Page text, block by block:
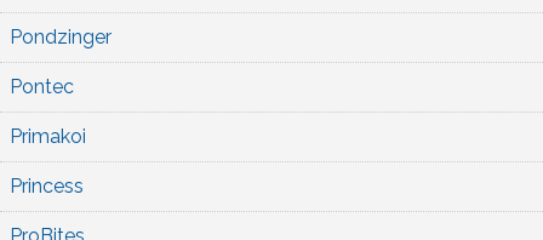
Pondzinger
Pontec
Primakoi
Princess